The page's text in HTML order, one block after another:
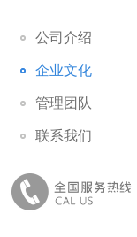
公司介绍
企业文化
管理团队
联系我们